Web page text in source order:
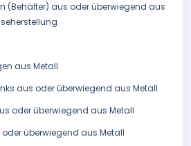
(Behälter) aus oder überwiegend aus
aus Metall
aus oder überwiegend aus Metall
oder überwiegend aus Metall
überwiegend aus Metall